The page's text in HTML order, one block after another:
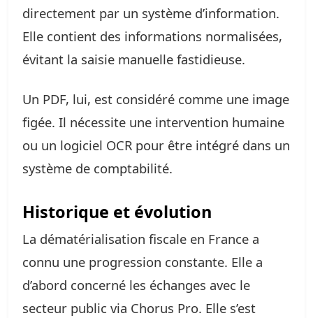
directement par un système d’information.
Elle contient des informations normalisées,
évitant la saisie manuelle fastidieuse.
Un PDF, lui, est considéré comme une image
figée. Il nécessite une intervention humaine
ou un logiciel OCR pour être intégré dans un
système de comptabilité.
Historique et évolution
La dématérialisation fiscale en France a
connu une progression constante. Elle a
d’abord concerné les échanges avec le
secteur public via Chorus Pro. Elle s’est